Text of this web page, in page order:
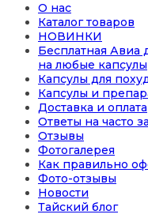
О нас
Каталог товаров
НОВИНКИ
Бесплатная Авиа
на любые капсулы
Капсулы для
Капсулы и
Доставка и оплата
Ответы на часто
Отзывы
Фотогалерея
Как правильно
Фото-отзывы
Новости
Тайский блог